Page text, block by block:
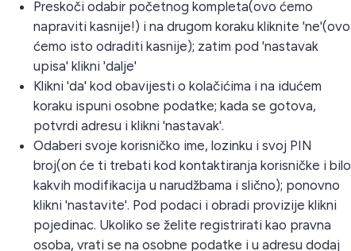
Preskoči odabir početnog kompleta(ovo ćemo
napraviti kasnije!) i na drugom koraku kliknite 'ne'(ovo
ćemo isto odraditi kasnije); zatim pod 'nastavak
upisa' klikni 'dalje'
Klikni 'da' kod obavijesti o kolačićima i na idućem
koraku ispuni osobne podatke; kada se gotova,
potvrdi adresu i klikni 'nastavak'.
Odaberi svoje korisničko ime, lozinku i svoj PIN
broj(on će ti trebati kod kontaktiranja korisničke i bilo
kakvih modifikacija u narudžbama i slično); ponovno
klikni 'nastavite'. Pod podaci i obradi provizije klikni
pojedinac. Ukoliko se želite registrirati kao pravna
osoba, vrati se na osobne podatke i u adresu dodaj